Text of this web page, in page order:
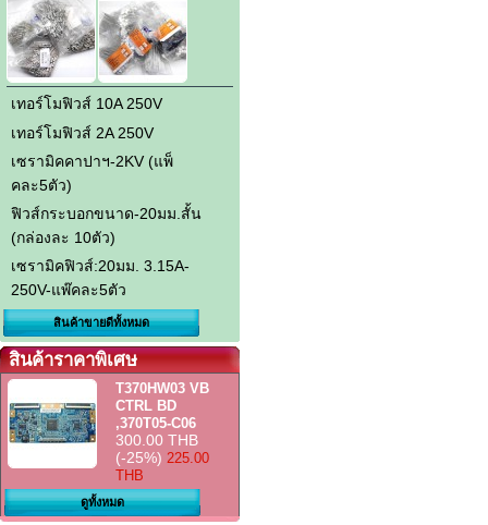
เทอร์โมฟิวส์ 10A 250V
เทอร์โมฟิวส์ 2A 250V
เซรามิคคาปาฯ-2KV (แพ็
คละ5ตัว)
ฟิวส์กระบอกขนาด-20มม.สั้น
(กล่องละ 10ตัว)
เซรามิคฟิวส์:20มม. 3.15A-
250V-แพ๊คละ5ตัว
สินค้าขายดีทั้งหมด
สินค้าราคาพิเศษ
T370HW03 VB
CTRL BD
,370T05-C06
300.00 THB
(-25%) 225.00
THB
ดูทั้งหมด